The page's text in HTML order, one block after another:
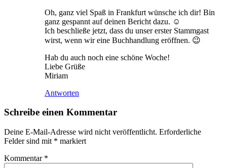
Oh, ganz viel Spaß in Frankfurt wünsche ich dir! Bin
ganz gespannt auf deinen Bericht dazu. ☺
Ich beschließe jetzt, dass du unser erster Stammgast
wirst, wenn wir eine Buchhandlung eröffnen. 😉
Hab du auch noch eine schöne Woche!
Liebe Grüße
Miriam
Antworten
Schreibe einen Kommentar
Deine E-Mail-Adresse wird nicht veröffentlicht. Erforderliche
Felder sind mit * markiert
Kommentar *